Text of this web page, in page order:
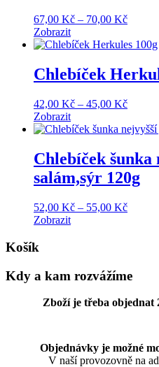
67,00 Kč – 70,00 KčPrice
67,00
70,00
Zobrazit
Chlebíček
42,00 Kč – 45,00 KčPrice
42,00
45,00
Zobrazit
Chlebíček šunka
salám,sýr 120g
52,00 Kč – 55,00 KčPrice
Zobrazit
Košík
Kdy a kam rozvážíme
Zboží je třeba objednat
Objednávky je možné
V naší provozovně na